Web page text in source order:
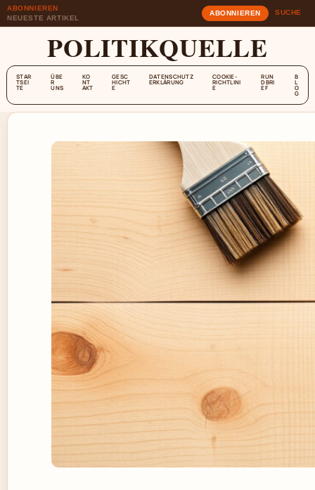
ABONNIEREN
NEUESTE ARTIKEL
ABONNIEREN SUCHE
POLITIKQUELLE
STAR
TSEI
TE
ÜBE
R
UNS
KO
NT
AKT
GESC
HICHT
E
DATENSCHUTZ
ERKLÄRUNG
COOKIE-
RICHTLINI
E
RUN
DBRI
EF
B
L
O
G